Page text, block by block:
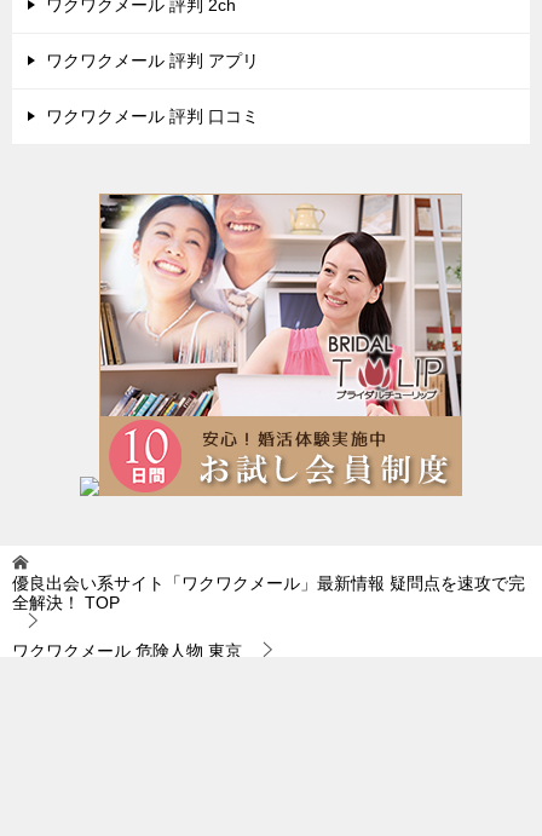
ワクワクメール 評判 2ch
ワクワクメール 評判 アプリ
ワクワクメール 評判 口コミ
優良出会い系サイト「ワクワクメール」最新情報 疑問点を速攻で完
全解決！
TOP
ワクワクメール 危険人物 東京